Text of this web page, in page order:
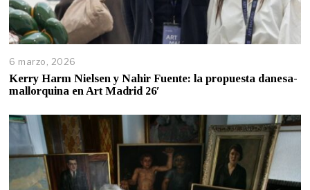
6 marzo, 2026
Kerry Harm Nielsen y Nahir Fuente: la propuesta danesa-
mallorquina en Art Madrid 26′